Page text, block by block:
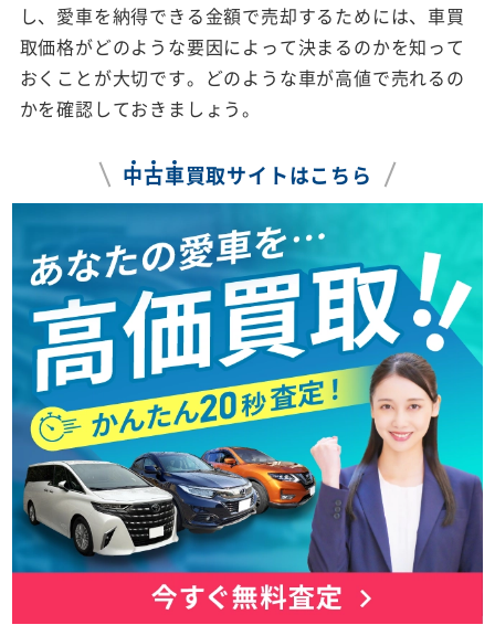
し、愛車を納得できる金額で売却するためには、車買
取価格がどのような要因によって決まるのかを知って
おくことが大切です。どのような車が高値で売れるの
かを確認しておきましょう。
中古車買取サイトはこちら